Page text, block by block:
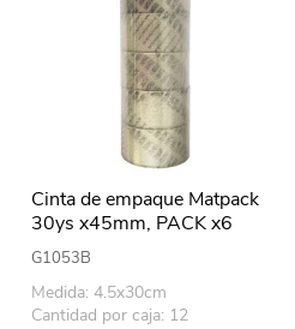
Cinta de empaque Matpack
30ys x45mm, PACK x6
rollos, TRANSPARENTE
G1053B
Medida: 4.5x30cm
Cantidad por caja: 12